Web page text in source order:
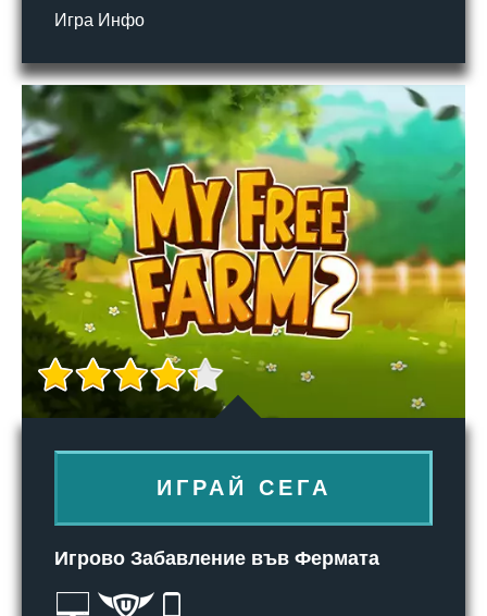
Игра Инфо
ИГРАЙ СЕГА
Игрово Забавление във Фермата